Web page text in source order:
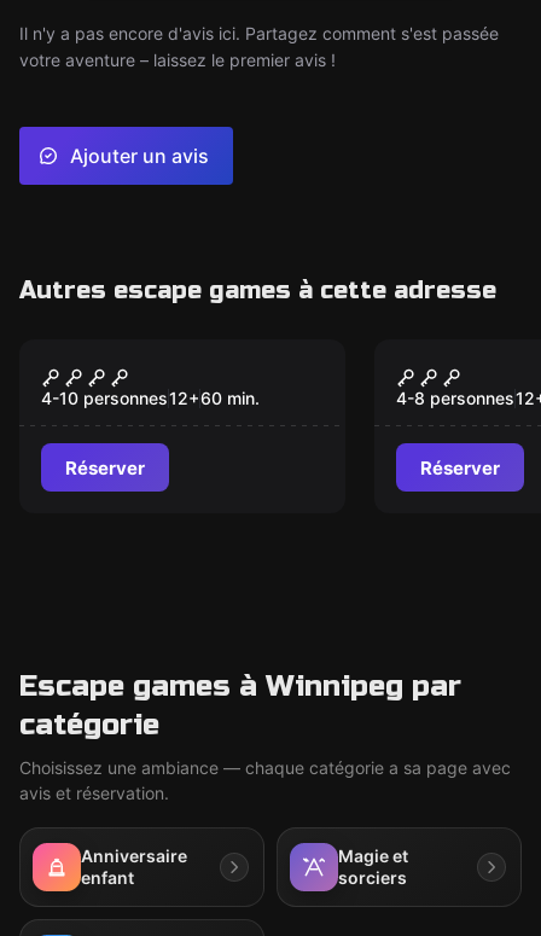
Il n'y a pas encore d'avis ici. Partagez comment s'est passée
votre aventure – laissez le premier avis !
Ajouter un avis
Autres escape games à cette adresse
Meurtre au Mardi Gras
4-10 personnes12+60 min.
Réserver
Nouveau
Alice au
merveilles
4-8 personnes12
Réserver
Escape games à Winnipeg par
catégorie
Choisissez une ambiance — chaque catégorie a sa page avec
avis et réservation.
Anniversaire
enfant
Magie et
sorciers